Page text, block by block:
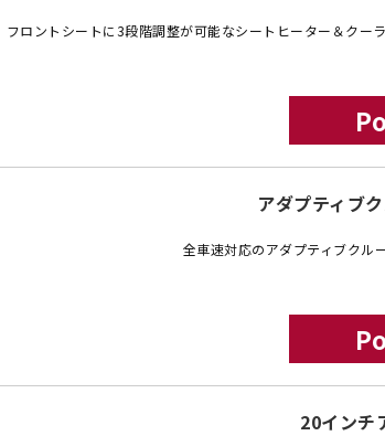
フロントシートに3段階調整が可能なシートヒーター＆クー
アダプティブ
全車速対応のアダプティブクル
20インチ